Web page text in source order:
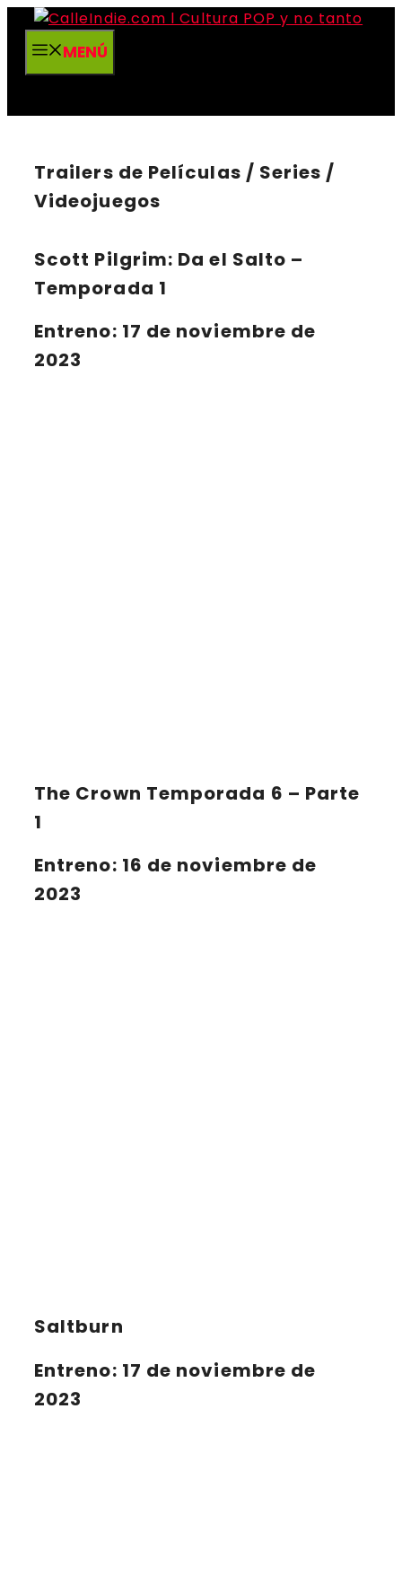
Saltar
contenidoMENÚ
Trailers de Películas / Series /
Videojuegos
Scott Pilgrim: Da el Salto –
Temporada 1
Entreno: 17 de noviembre de
2023
The Crown Temporada 6 – Parte
1
Entreno: 16 de noviembre de
2023
Saltburn
Entreno: 17 de noviembre de
2023